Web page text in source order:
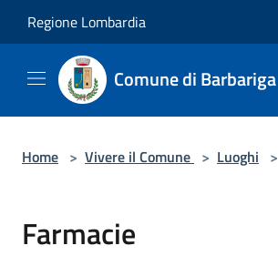
Regione Lombardia
Comune di Barbariga
Home > Vivere il Comune > Luoghi >
Farmacie